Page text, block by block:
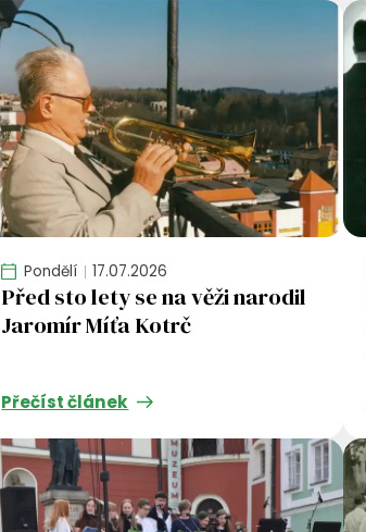
Pondělí 17.07.2026
Před sto lety se na věži narodil
Jaromír Míťa Kotrč
Přečíst článek